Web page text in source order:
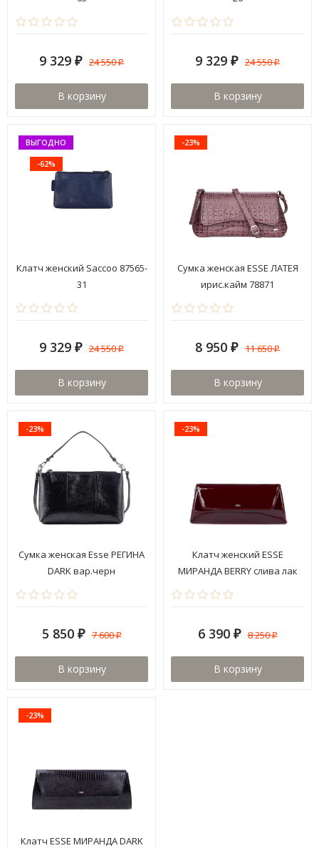
9 329 ₽ 24 550₽
В корзину
9 329 ₽ 24 550₽
В корзину
ВЫГОДНО
-62%
Клатч женский Saccoo 87565-
31
9 329 ₽ 24 550₽
В корзину
-23%
Сумка женская ESSE ЛАТЕЯ
ирис.кайм 78871
8 950 ₽ 11 650₽
В корзину
-23%
Сумка женская Esse РЕГИНА
DARK вар.черн
5 850 ₽ 7 600₽
В корзину
-23%
Клатч женский ESSE
МИРАНДА BERRY слива лак
6 390 ₽ 8 250₽
В корзину
-23%
Клатч ESSE МИРАНДА DARK